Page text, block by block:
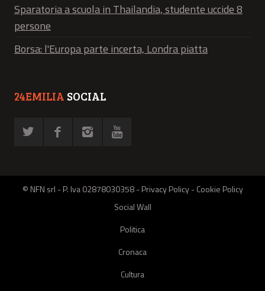
Sparatoria a scuola in Thailandia, studente uccide 8
persone
Borsa: l'Europa parte incerta, Londra piatta
24EMILIA SOCIAL
© NFN srl - P. Iva 02878030358 -Privacy Policy-Cookie Policy
Social Wall
Politica
Cronaca
Cultura